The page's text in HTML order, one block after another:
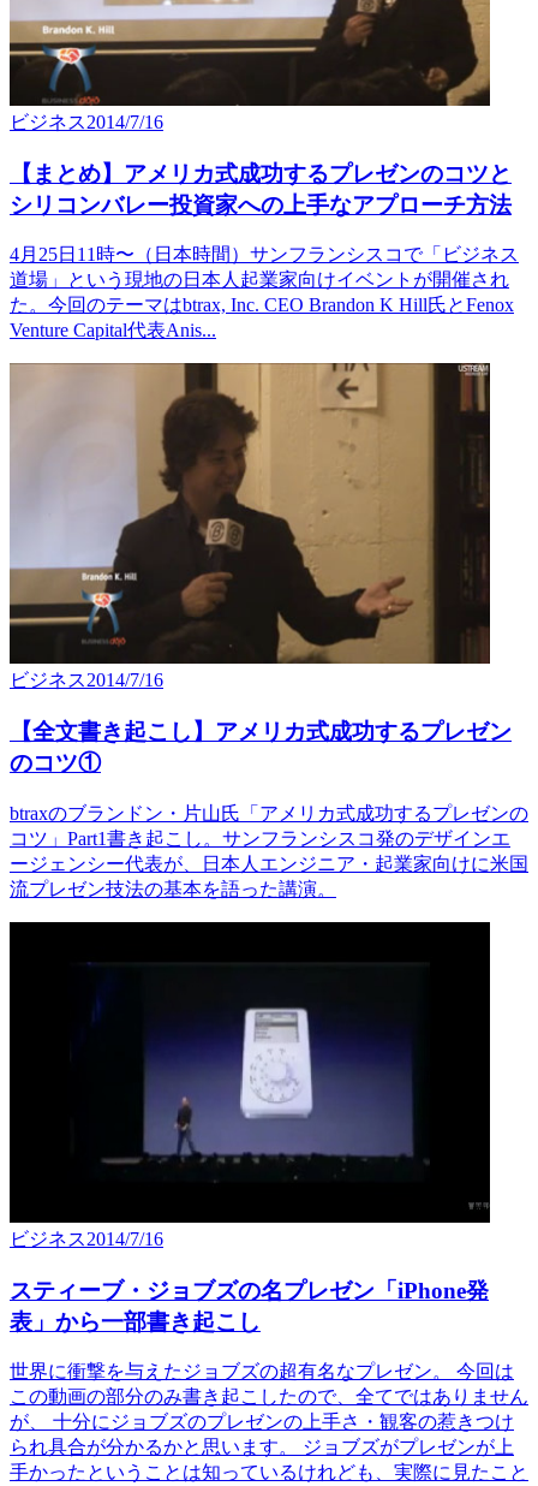
ビジネス2014/7/16
【まとめ】アメリカ式成功するプレゼンのコツと
シリコンバレー投資家への上手なアプローチ方法
4月25日11時〜（日本時間）サンフランシスコで「ビジネス
道場」という現地の日本人起業家向けイベントが開催され
た。今回のテーマはbtrax, Inc. CEO Brandon K Hill氏とFenox
Venture Capital代表Anis...
ビジネス2014/7/16
【全文書き起こし】アメリカ式成功するプレゼン
のコツ①
btraxのブランドン・片山氏「アメリカ式成功するプレゼンの
コツ」Part1書き起こし。サンフランシスコ発のデザインエ
ージェンシー代表が、日本人エンジニア・起業家向けに米国
流プレゼン技法の基本を語った講演。
ビジネス2014/7/16
スティーブ・ジョブズの名プレゼン「iPhone発
表」から一部書き起こし
世界に衝撃を与えたジョブズの超有名なプレゼン。 今回は
この動画の部分のみ書き起こしたので、全てではありません
が、 十分にジョブズのプレゼンの上手さ・観客の惹きつけ
られ具合が分かるかと思います。 ジョブズがプレゼンが上
手かったということは知っているけれども、実際に見たこと